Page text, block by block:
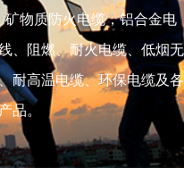
物质防火电缆，铝合金电
、阻燃、耐火电缆、低烟无
耐高温电缆、环保电缆及各
品。